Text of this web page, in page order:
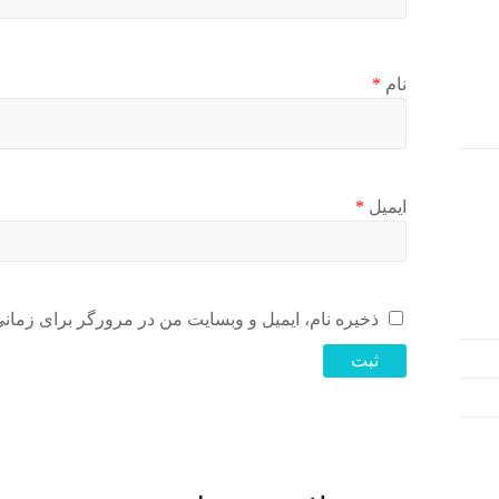
نام *
ایمیل *
ذخیره نام، ایمیل و وبسایت من در مرورگر برای